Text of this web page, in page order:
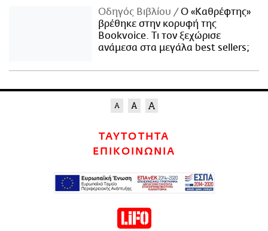
Οδηγός Βιβλίου
Ο «Καθρέφτης»
βρέθηκε στην κορυφή της
Bookvoice. Τι τον ξεχώρισε
ανάμεσα στα μεγάλα best sellers;
ΤΑΥΤΟΤΗΤΑ
ΕΠΙΚΟΙΝΩΝΙΑ